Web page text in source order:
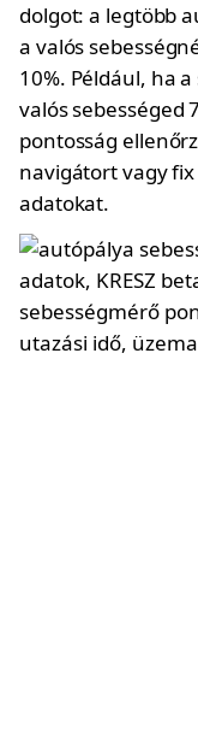
dolgot: a legtöbb
a valós
10%. Például, ha
valós sebességed
pontosság
navigátort vagy
adatokat.